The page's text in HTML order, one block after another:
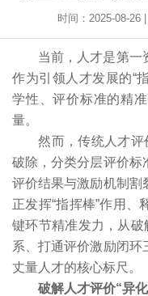
时间：2025-08-26
当前，人才是第一
作为引领人才发展的“
学性、评价标准的精
量。
然而，传统人才评价
破除，分类分层评价标
评价结果与激励机制割
正发挥“指挥棒”作用
键环节精准发力，从破
系、打通评价激励闭环
丈量人才的核心标尺。
破解人才评价“异